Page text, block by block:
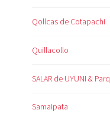
Qollcas de Cotapachi
Quillacollo
SALAR de UYUNI &
Samaipata